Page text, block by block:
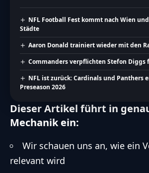
NFL Football Fest kommt nach Wien
Städte
Aaron Donald trainiert wieder mit den
Commanders verpflichten Stefon Diggs
NFL ist zurück: Cardinals und Panthers
Preseason 2026
Dieser Artikel führt in
Mechanik ein:
Wir schauen uns an, wie ein
relevant wird